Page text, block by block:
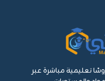
تعليمية مباشرة عبر